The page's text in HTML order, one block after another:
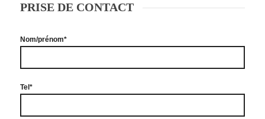
PRISE DE CONTACT
Nom/prénom*
Tel*